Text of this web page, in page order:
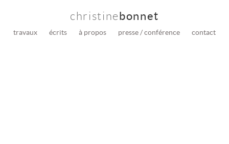
christinebonnet
travaux écrits à propos presse / conférence contact